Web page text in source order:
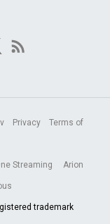
Privacy Terms of
Streaming Arion
trademark